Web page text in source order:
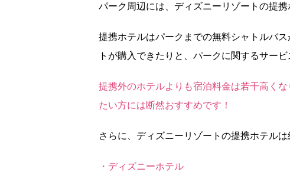
パーク周辺には、ディズニーリゾートの提
提携ホテルはパークまでの無料シャトルバ
トが購入できたりと、パークに関するサー
提携外のホテルよりも宿泊料金は若干高く
たい方には断然おすすめです！
さらに、ディズニーリゾートの提携ホテル
・ディズニーホテル